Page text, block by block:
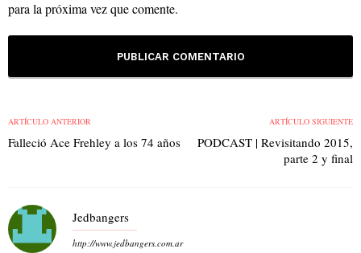
para la próxima vez que comente.
ARTÍCULO ANTERIOR
Falleció Ace Frehley a los 74 años
ARTÍCULO SIGUIENTE
PODCAST | Revisitando 2015,
parte 2 y final
Jedbangers
http://www.jedbangers.com.ar